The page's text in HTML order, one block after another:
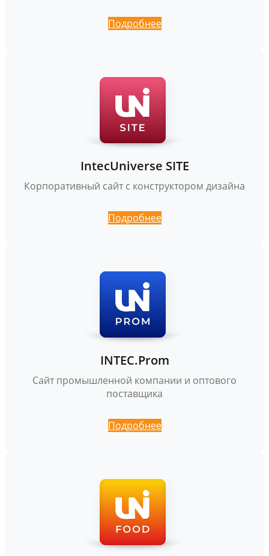
Подробнее
IntecUniverse SITE
Корпоративный сайт с конструктором дизайна
Подробнее
INTEC.Prom
Сайт промышленной компании и оптового
поставщика
Подробнее